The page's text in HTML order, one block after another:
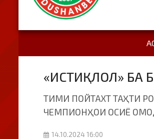
«ИСТИҚЛОЛ»
ТИМИ ПОЙТАХТ ТАҲТИ
ЧЕМПИОНҲОИ ОСИЁ
14.10.2024 16:00